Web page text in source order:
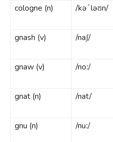
cologne (n) /kəˈləʊn/
gnash (v) /naʃ/
gnaw (v) /noː/
gnat (n) /nat/
gnu (n) /nuː/